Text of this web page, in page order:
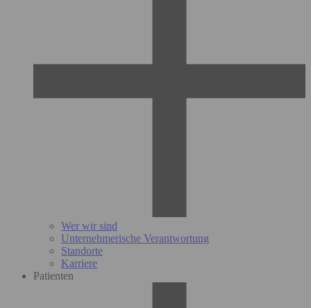
Wer wir sind
Unternehmerische Verantwortung
Standorte
Karriere
Patienten